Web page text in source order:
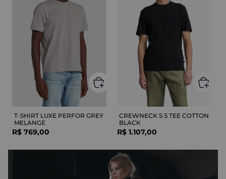
T-SHIRT LUXE PERFOR GREY
MELANGE
R$ 769,00
CREWNECK S S TEE COTTON
BLACK
R$ 1.107,00